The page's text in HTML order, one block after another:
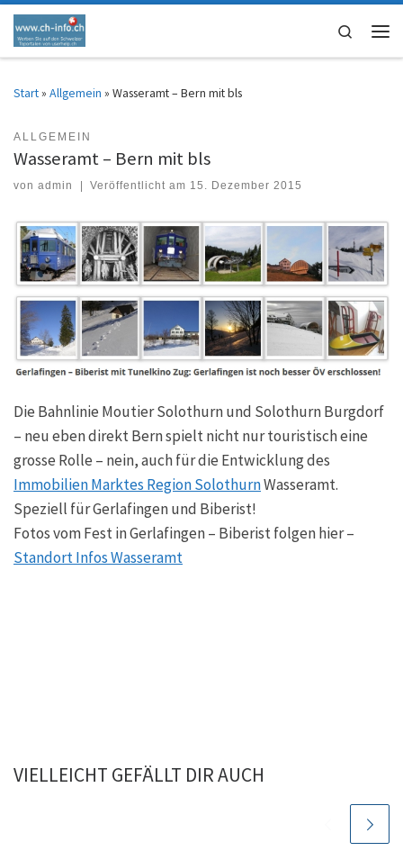
Zum Inhalt springen
Search
Start» Allgemein » Wasseramt – Bern mit bls
ALLGEMEIN
Wasseramt – Bern mit bls
von admin Veröffentlicht am 15. Dezember 2015
Die Bahnlinie Moutier Solothurn und Solothurn Burgdorf
– neu eben direkt Bern spielt nicht nur touristisch eine
grosse Rolle – nein, auch für die Entwicklung des
Immobilien Marktes Region SolothurnWasseramt.
Speziell für Gerlafingen und Biberist!
Fotos vom Fest in Gerlafingen – Biberist folgen hier –
Standort Infos Wasseramt
VIELLEICHT GEFÄLLT DIR AUCH